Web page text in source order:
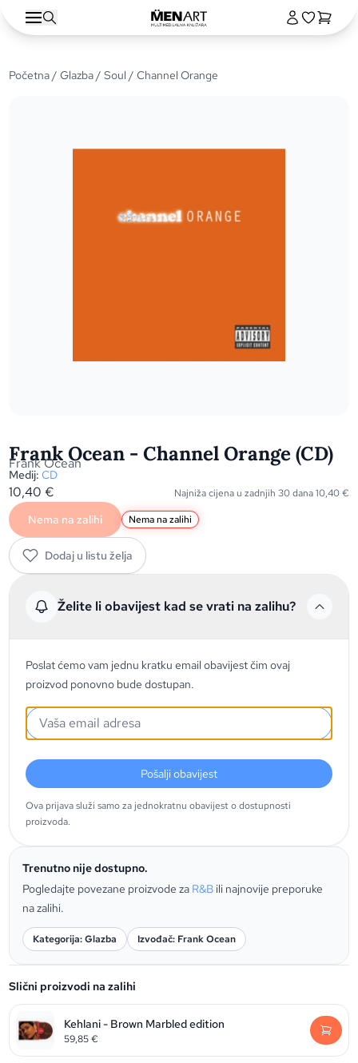
Početna/Glazba/Soul / Channel Orange
Frank Ocean - Channel Orange (CD)
Frank Ocean
Medij: CD
10,40€ Najniža cijena u zadnjih 30 dana10,40€
Nema na zalihi Nema na zalihi
Dodaj u listu želja
Želite li obavijest kad se vrati na zalihu?
Poslat ćemo vam jednu kratku email obavijest čim ovaj
proizvod ponovno bude dostupan.
Pošalji obavijest
Ova prijava služi samo za jednokratnu obavijest o dostupnosti
proizvoda.
Trenutno nije dostupno.
Pogledajte povezane proizvode za R&B ili najnovije preporuke
na zalihi.
Kategorija: Glazba Izvođač: Frank Ocean
Slični proizvodi na zalihi
Kehlani - Brown Marbled edition
59,85€